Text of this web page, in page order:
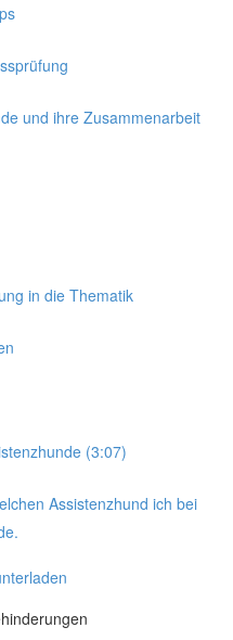
und ihre Zusammenarbeit
in die Thematik
(3:07)
Assistenzhund ich bei